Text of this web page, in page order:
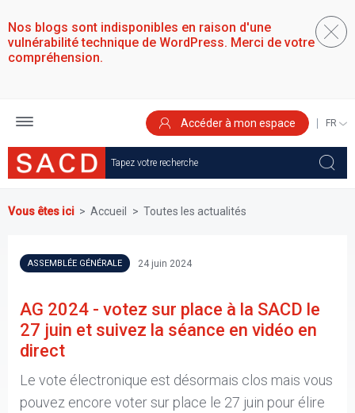
au
contenu
principal
Nos blogs sont indisponibles en raison d'une
vulnérabilité technique de WordPress. Merci de votre
compréhension.
Accéder à mon espace
YOUR
Vous êtes ici Accueil Toutes les actualités
ASSEMBLÉE GÉNÉRALE 24 juin 2024
AG 2024 - votez sur place à la SACD le
27 juin et suivez la séance en vidéo en
direct
Le vote électronique est désormais clos mais vous
pouvez encore voter sur place le 27 juin pour élire